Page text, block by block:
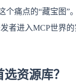
个痛点的“藏宝图”
者进入MCP世界的
资源库？